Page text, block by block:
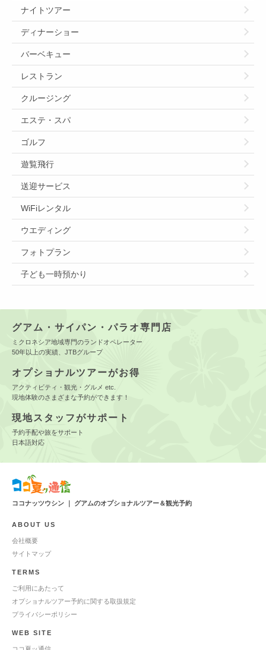
ナイトツアー
ディナーショー
バーベキュー
レストラン
クルージング
エステ・スパ
ゴルフ
遊覧飛行
送迎サービス
WiFiレンタル
ウエディング
フォトプラン
子ども一時預かり
グアム・サイパン・パラオ専門店
ミクロネシア地域専門のランドオペレーター
50年以上の実績、JTBグループ
オプショナルツアーがお得
アクティビティ・観光・グルメ etc.
現地体験のさまざまな予約ができます！
現地スタッフがサポート
予約手配や旅をサポート
日本語対応
ココナッツウシン ｜ グアムのオプショナルツアー＆観光予約
ABOUT US
会社概要
サイトマップ
TERMS
ご利用にあたって
オプショナルツアー予約に関する取扱規定
プライバシーポリシー
WEB SITE
ココ夏ッ通信